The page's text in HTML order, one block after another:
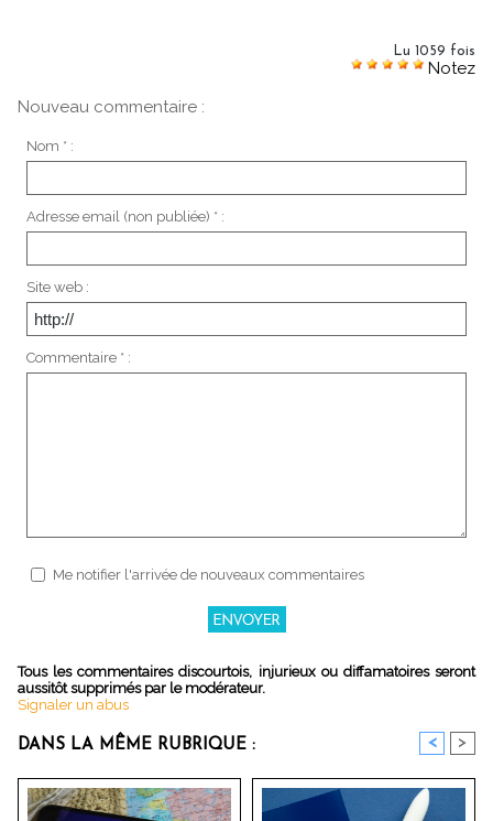
Lu 1059 fois
Notez
Nouveau commentaire :
Nom * :
Adresse email (non publiée) * :
Site web :
Commentaire * :
Me notifier l'arrivée de nouveaux commentaires
Tous les commentaires discourtois, injurieux ou diffamatoires seront
aussitôt supprimés par le modérateur.
Signaler un abus
DANS LA MÊME RUBRIQUE : < >